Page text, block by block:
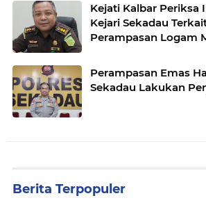
Kejati Kalbar Periksa
Kejari Sekadau
Perampasan Logam
Perampasan Emas
Sekadau Lakukan
Berita Terpopuler